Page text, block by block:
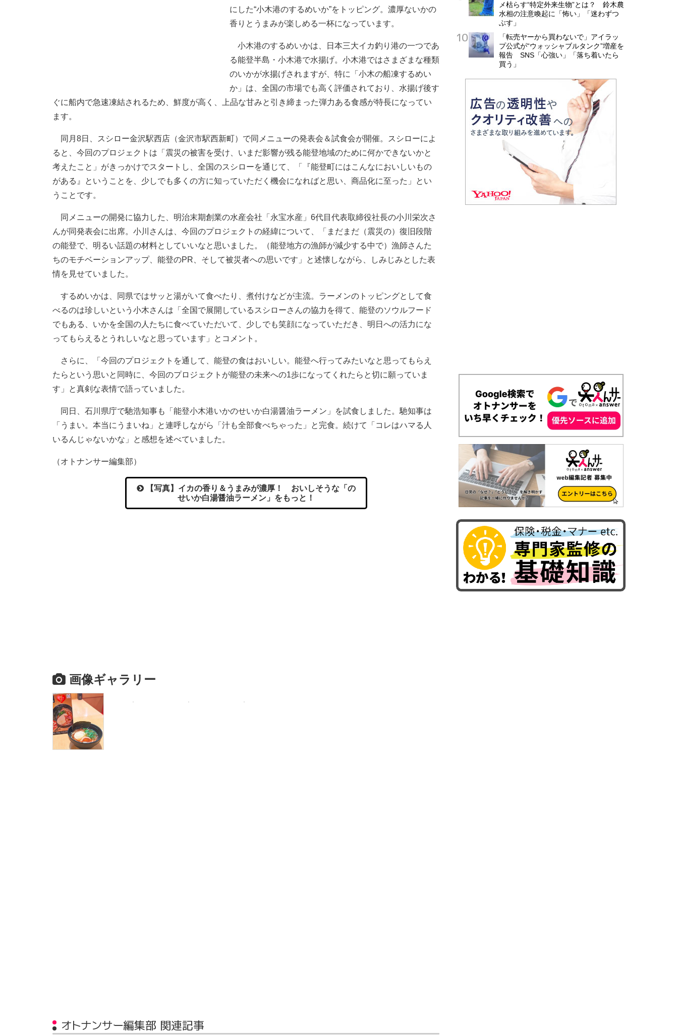
にした“小木港のするめいか”をトッピング。濃厚ないかの
香りとうまみが楽しめる一杯になっています。
小木港のするめいかは、日本三大イカ釣り港の一つであ
る能登半島・小木港で水揚げ。小木港ではさまざまな種類
のいかが水揚げされますが、特に「小木の船凍するめい
か」は、全国の市場でも高く評価されており、水揚げ後す
ぐに船内で急速凍結されるため、鮮度が高く、上品な甘みと引き締まった弾力ある食感が特長になってい
ます。
同月8日、スシロー金沢駅西店（金沢市駅西新町）で同メニューの発表会＆試食会が開催。スシローによ
ると、今回のプロジェクトは「震災の被害を受け、いまだ影響が残る能登地域のために何かできないかと
考えたこと」がきっかけでスタートし、全国のスシローを通じて、「『能登町にはこんなにおいしいもの
がある』ということを、少しでも多くの方に知っていただく機会になればと思い、商品化に至った」とい
うことです。
同メニューの開発に協力した、明治末期創業の水産会社「永宝水産」6代目代表取締役社長の小川栄次さ
んが同発表会に出席。小川さんは、今回のプロジェクトの経緯について、「まだまだ（震災の）復旧段階
の能登で、明るい話題の材料としていいなと思いました。（能登地方の漁師が減少する中で）漁師さんた
ちのモチベーションアップ、能登のPR、そして被災者への思いです」と述懐しながら、しみじみとした表
情を見せていました。
するめいかは、同県ではサッと湯がいて食べたり、煮付けなどが主流。ラーメンのトッピングとして食
べるのは珍しいという小木さんは「全国で展開しているスシローさんの協力を得て、能登のソウルフード
でもある、いかを全国の人たちに食べていただいて、少しでも笑顔になっていただき、明日への活力にな
ってもらえるとうれしいなと思っています」とコメント。
さらに、「今回のプロジェクトを通して、能登の食はおいしい。能登へ行ってみたいなと思ってもらえ
たらという思いと同時に、今回のプロジェクトが能登の未来への1歩になってくれたらと切に願っていま
す」と真剣な表情で語っていました。
同日、石川県庁で馳浩知事も「能登小木港いかのせいか白湯醤油ラーメン」を試食しました。馳知事は
「うまい。本当にうまいね」と連呼しながら「汁も全部食べちゃった」と完食。続けて「コレはハマる人
いるんじゃないかな」と感想を述べていました。
（オトナンサー編集部）
【写真】イカの香り＆うまみが濃厚！ おいしそうな「の
せいか白湯醤油ラーメン」をもっと！
画像ギャラリー
オトナンサー編集部 関連記事
メ枯らす“特定外来生物”とは？ 鈴木農
水相の注意喚起に「怖い」「迷わずつ
ぶす」
「転売ヤーから買わないで」アイラッ
プ公式が“ウォッシャブルタンク”増産を
報告 SNS「心強い」「落ち着いたら
買う」